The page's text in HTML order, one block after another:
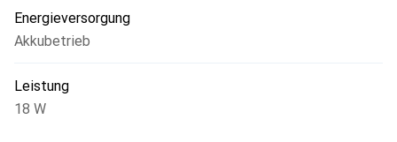
Energieversorgung
Akkubetrieb
Leistung
18 W